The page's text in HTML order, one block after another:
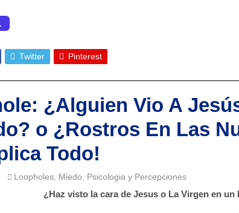
Twitter Pinterest
¿Alguien Vio A
o ¿Rostros En Las
Todo!
Loopholes Miedo Psicologia y Percepciones
¿Haz visto la cara de Jesus o La Virgen en un